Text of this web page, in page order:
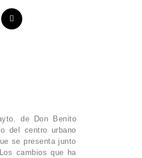
de Don Benito
del centro urbano
se presenta junto
cambios que ha